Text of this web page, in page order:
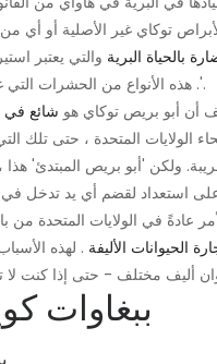
توكاي غير الأصلية أو أي من
بالحياة البرية والتي يعتبر
'. هذه الأنواع من الحشرات التي غيرت بيئة هاواي.
أن أبو بريص توكاي هو شائع في
الولايات المتحدة ، حتى تلك
ولكن 'أبو بريص المبتدئ'
على استعداد لقضم أي يد تدخل في
عادةً في الولايات المتحدة من
الحيوانات الأليفة . لهذه
13. ببغاوات